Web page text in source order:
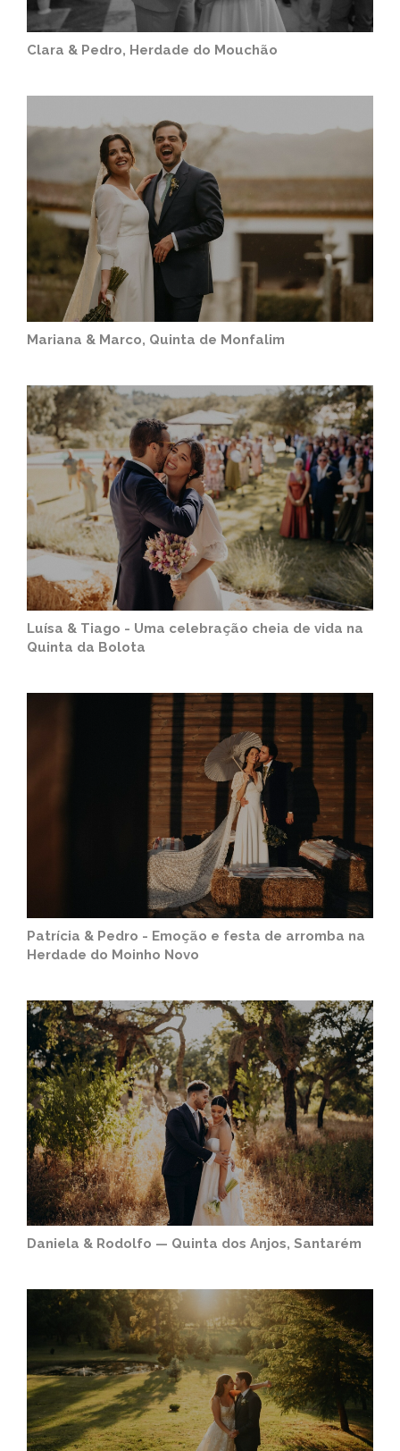
Clara & Pedro, Herdade do Mouchão
Mariana & Marco, Quinta de Monfalim
Luísa & Tiago - Uma celebração cheia de vida na
Quinta da Bolota
Patrícia & Pedro - Emoção e festa de arromba na
Herdade do Moinho Novo
Daniela & Rodolfo — Quinta dos Anjos, Santarém